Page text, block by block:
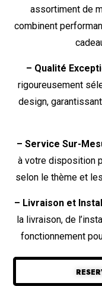
assortiment de
combinent
– Qualité
rigoureusement
design,
– Service Sur-
à votre disposition
selon le thème et
– Livraison et
la livraison, de
fonctionnement